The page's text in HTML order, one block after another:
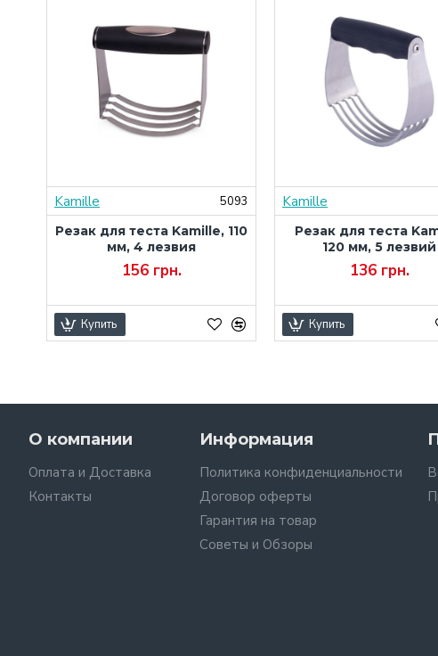
Kamille
5093
Резак для теста Kamille, 110
мм, 4 лезвия
156 грн.
Купить
Kamille
Резак для теста
120 мм, 5 лезвий
136 грн.
Купить
О компании
Оплата и Доставка
Контакты
Информация
Политика конфиденциальности
Договор оферты
Гарантия на товар
Советы и Обзоры